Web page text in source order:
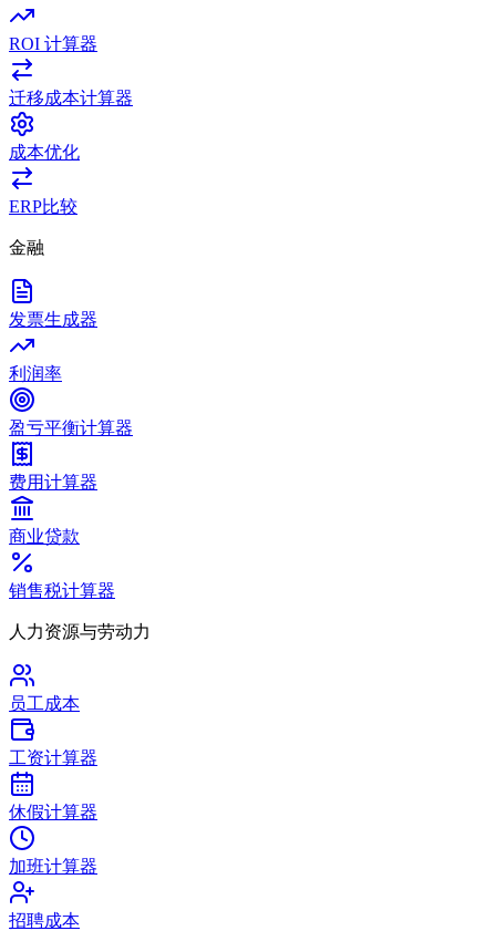
ROI 计算器
迁移成本计算器
成本优化
ERP比较
金融
发票生成器
利润率
盈亏平衡计算器
费用计算器
商业贷款
销售税计算器
人力资源与劳动力
员工成本
工资计算器
休假计算器
加班计算器
招聘成本